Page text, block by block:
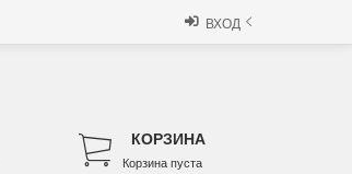
ВХОД
КОРЗИНА
Корзина пуста